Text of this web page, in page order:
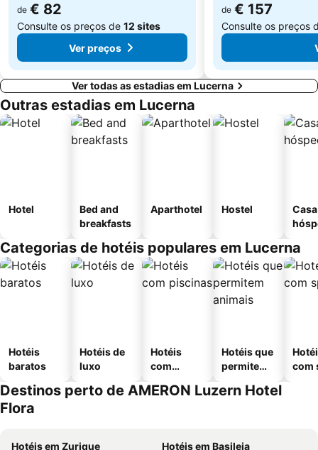
de € 82
Consulte os preços de 12 sites
Ver preços
de € 157
Consulte os preços
Ver todas as estadias em Lucerna
Outras estadias em Lucerna
Hotel
Bed and
breakfasts
Aparthotel Hostel
Categorias de hotéis populares em Lucerna
Hotéis
baratos
Hotéis de
luxo
Hotéis
com
Hotéis que
permitem
com
Destinos perto de AMERON Luzern Hotel
Flora
Hotéis em Zurique
Hotéis em Basileia